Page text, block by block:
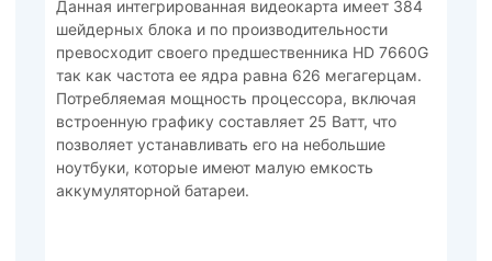
Данная интегрированная видеокарта имеет 384
шейдерных блока и по производительности
превосходит своего предшественника HD 7660G
так как частота ее ядра равна 626 мегагерцам.
Потребляемая мощность процессора, включая
встроенную графику составляет 25 Ватт, что
позволяет устанавливать его на небольшие
ноутбуки, которые имеют малую емкость
аккумуляторной батареи.